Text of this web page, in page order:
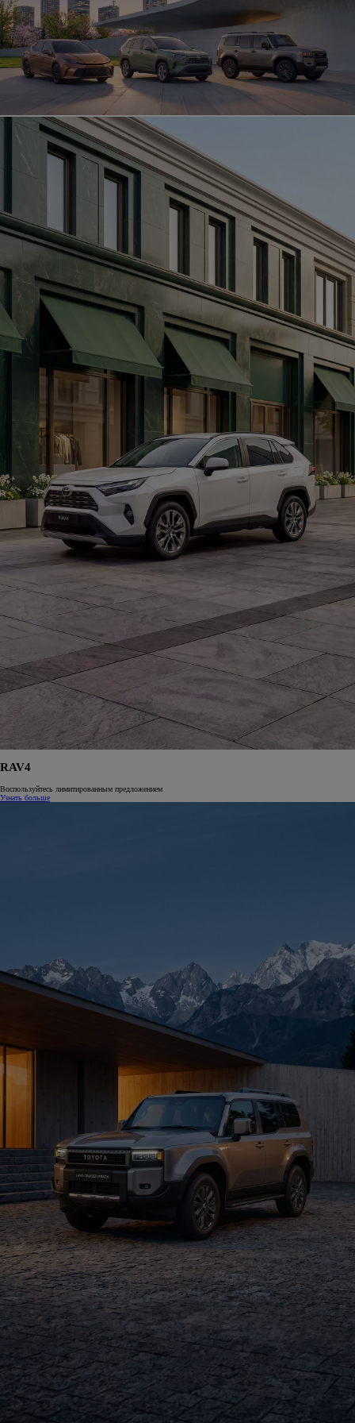
RAV4
Воспользуйтесь лимитированным предложением
Узнать больше